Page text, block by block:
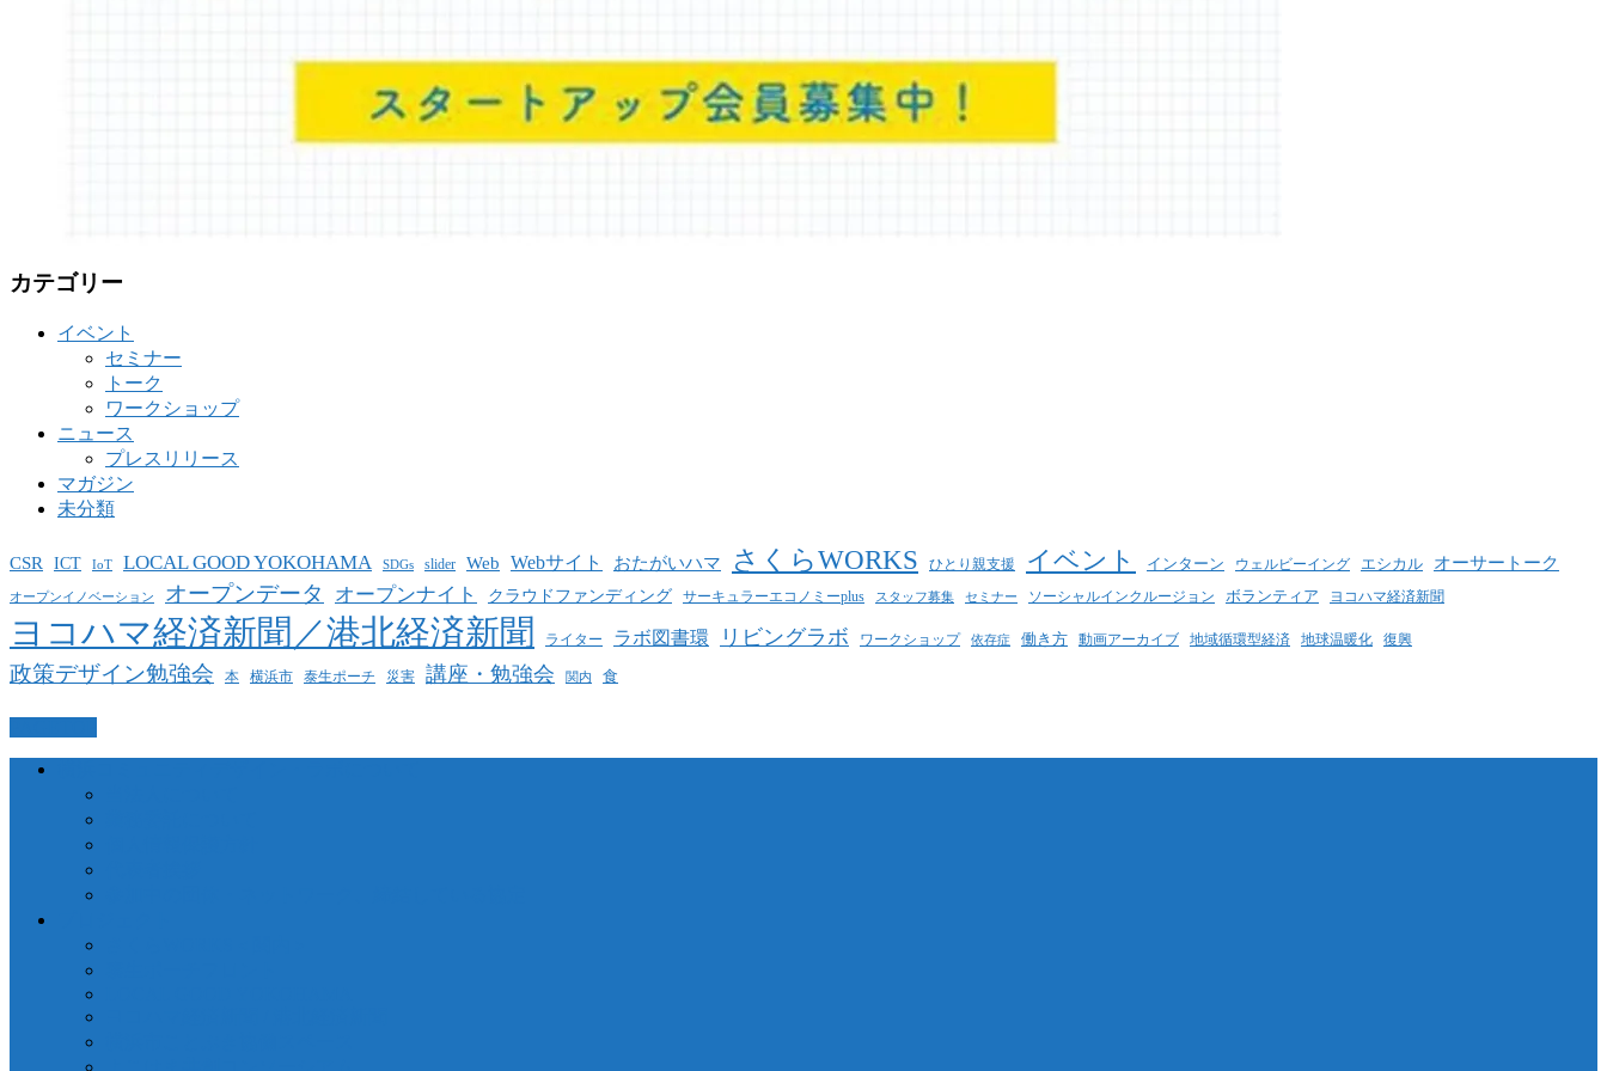
カテゴリー
イベント
セミナー
トーク
ワークショップ
ニュース
プレスリリース
マガジン
未分類
CSR ICT IoT LOCAL GOOD YOKOHAMA SDGs slider Web Webサイト おたがいハマ さくらWORKS ひとり親支援 イベント インターン ウェルビーイング エシカル オーサートーク
オープンイノベーション オープンデータ オープンナイト クラウドファンディング サーキュラーエコノミーplus スタッフ募集 セミナー ソーシャルインクルージョン ボランティア ヨコハマ経済新聞
ヨコハマ経済新聞／港北経済新聞 ライター ラボ図書環 リビングラボ ワークショップ 依存症 働き方 動画アーカイブ 地域循環型経済 地球温暖化 復興
政策デザイン勉強会 本 横浜市 泰生ポーチ 災害 講座・勉強会 関内 食